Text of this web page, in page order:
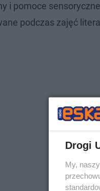
i pomoce
podczas zajęć
Drogi
My,